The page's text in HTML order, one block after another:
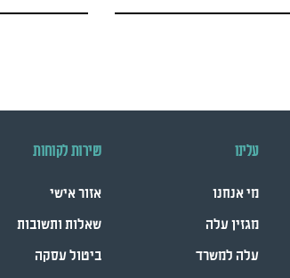
עלינו
מי אנחנו
מגזין עלה
עלה למשרד
שירות לקוחות
אזור אישי
שאלות ותשובות
ביטול עסקה